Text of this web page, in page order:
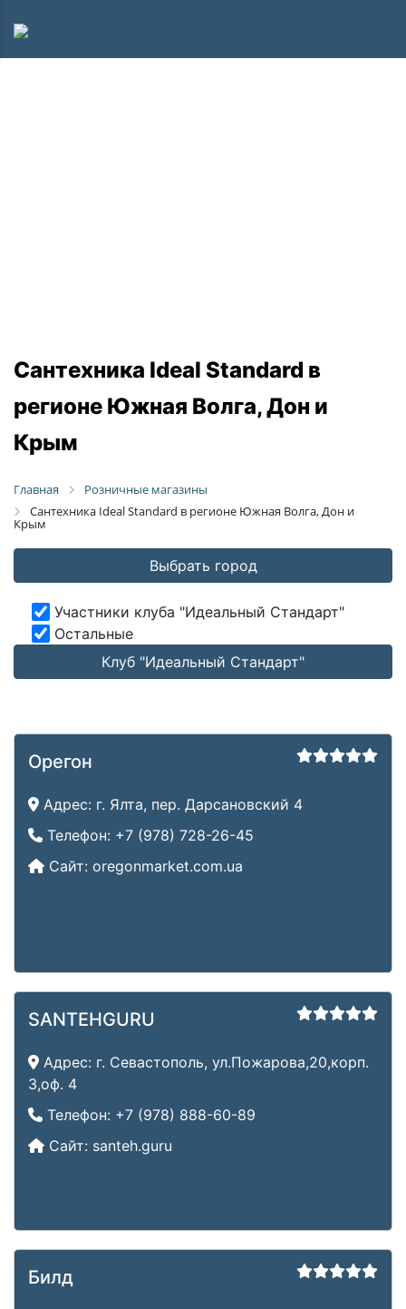
Сантехника Ideal Standard в
регионе Южная Волга, Дон и
Крым
Главная
Розничные магазины
Сантехника Ideal Standard в регионе Южная Волга, Дон и
Крым
Выбрать город
Участники клуба "Идеальный Стандарт"
Остальные
Клуб "Идеальный Стандарт"
Орегон
Адрес: г. Ялта, пер. Дарсановский 4
Телефон: +7 (978) 728-26-45
Сайт: oregonmarket.com.ua
SANTEHGURU
Адрес: г. Севастополь, ул.Пожарова,20,корп.
3,оф. 4
Телефон: +7 (978) 888-60-89
Сайт: santeh.guru
Билд